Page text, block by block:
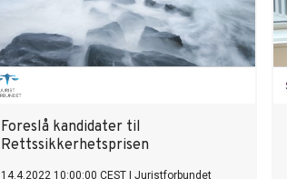
Foreslå kandidater til
Rettssikkerhetsprisen
14.4.2022 10:00:00 CEST
Juristforbundet